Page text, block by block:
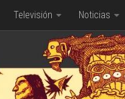
Televisión Noticias